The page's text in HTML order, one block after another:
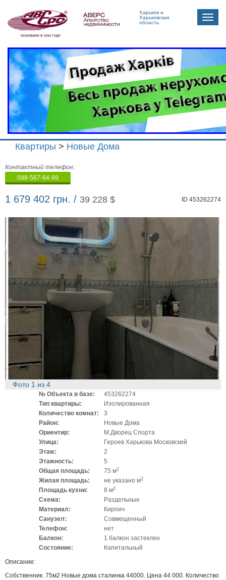
Харьков и
Харьковская
область
Toggle
Квартиры > Новые Дома
Агенство
недвижимости
"Аверс"
Контактный телефон:
098-567-64-99
1 679 402 грн. / 39 228 $ ID 453262274
Фото 1 из 4
№ Объекта в базе:
453262274
Тип квартиры:
Изолированная
Количество комнат:
3
Район:
Новые Дома
Ориентир:
М.Дворец Спорта
Улица:
Героев Харькова Московский
Этаж:
2
Этажность:
5
Общая площадь:
75 м2
Жилая площадь: не указано м2
Площадь кухни: 8 м2
Схема:
Раздельные
Материал:
Кирпич
Санузел:
Совмещенный
Телефон:
нет
Балкон:
1 балкон застеклен
Состояние:
Капитальный
Описание:
Собственник. 75м2 Новые дома сталинка 44000. Цена 44 000. Количество